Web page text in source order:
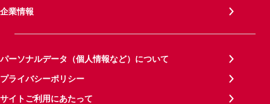
企業情報
パーソナルデータ（個人情報など）について
プライバシーポリシー
サイトご利用にあたって